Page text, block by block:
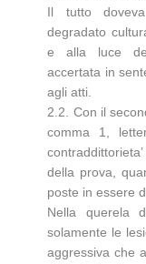
Il tutto doveva
degradato
e alla luce
accertata in
agli atti.
2.2. Con il
comma 1,
della prova,
poste in essere
Nella querela
solamente le
aggressiva che